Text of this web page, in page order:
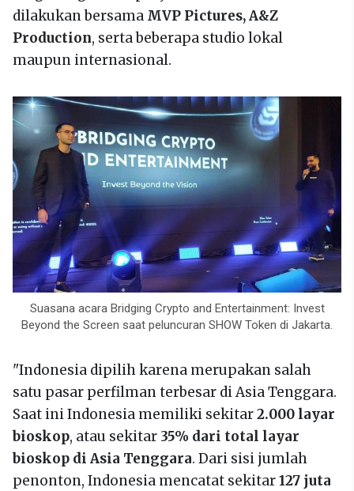
dilakukan bersama MVP Pictures, A&Z
Production, serta beberapa studio lokal
maupun internasional.
Suasana acara Bridging Crypto and Entertainment: Invest
Beyond the Screen saat peluncuran SHOW Token di Jakarta.
"Indonesia dipilih karena merupakan salah
satu pasar perfilman terbesar di Asia Tenggara.
Saat ini Indonesia memiliki sekitar2.000 layar
bioskop, atau sekitar 35% dari total layar
bioskop di Asia Tenggara. Dari sisi jumlah
penonton, Indonesia mencatat sekitar127 juta